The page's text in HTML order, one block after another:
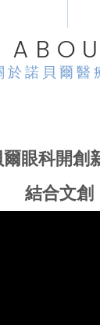
於諾貝爾醫
眼科開創
結合文創